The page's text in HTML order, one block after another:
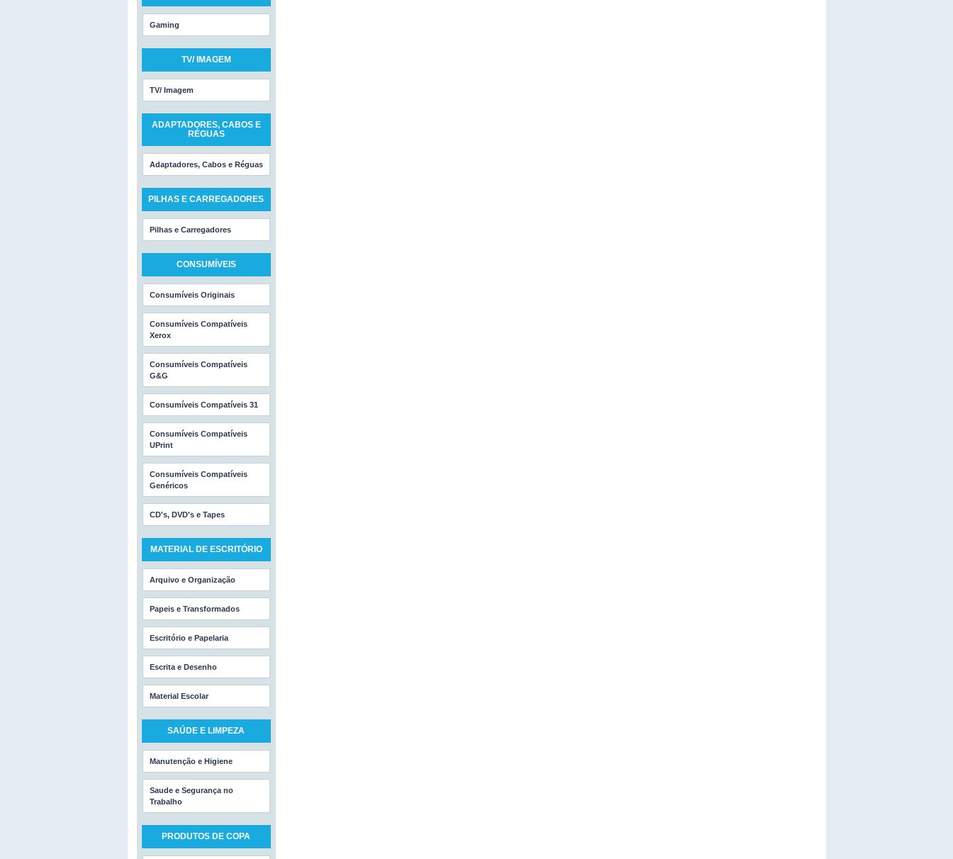
Gaming
TV/ IMAGEM
TV/ Imagem
ADAPTADORES, CABOS E
RÉGUAS
Adaptadores, Cabos e Réguas
PILHAS E CARREGADORES
Pilhas e Carregadores
CONSUMÍVEIS
Consumíveis Originais
Consumíveis Compatíveis
Xerox
Consumíveis Compatíveis
G&G
Consumíveis Compatíveis 31
Consumíveis Compatíveis
UPrint
Consumíveis Compatíveis
Genéricos
CD's, DVD's e Tapes
MATERIAL DE ESCRITÓRIO
Arquivo e Organização
Papeis e Transformados
Escritório e Papelaria
Escrita e Desenho
Material Escolar
SAÚDE E LIMPEZA
Manutenção e Higiene
Saude e Segurança no
Trabalho
PRODUTOS DE COPA